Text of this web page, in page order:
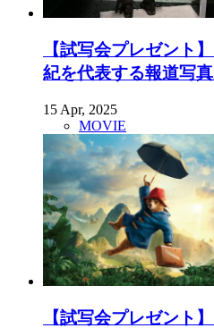
【試写会プレゼント
紀を代表する報道写
15 Apr, 2025
MOVIE
【試写会プレゼント